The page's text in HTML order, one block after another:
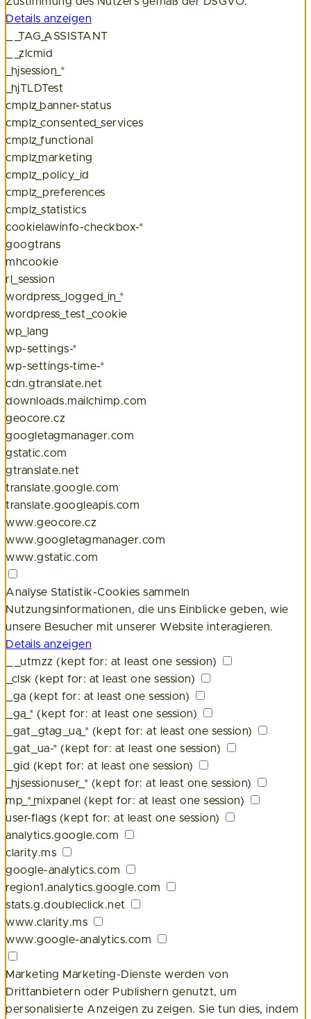
Details anzeigen
__TAG_ASSISTANT
__zlcmid
_hjsession_*
_hjTLDTest
cmplz_banner-status
cmplz_consented_services
cmplz_functional
cmplz_marketing
cmplz_policy_id
cmplz_preferences
cmplz_statistics
cookielawinfo-checkbox-*
googtrans
mhcookie
rl_session
wordpress_logged_in_*
wordpress_test_cookie
wp_lang
wp-settings-*
wp-settings-time-*
cdn.gtranslate.net
downloads.mailchimp.com
geocore.cz
googletagmanager.com
gstatic.com
gtranslate.net
translate.google.com
translate.googleapis.com
www.geocore.cz
www.googletagmanager.com
www.gstatic.com
Analyse Statistik-Cookies sammeln
Nutzungsinformationen, die uns Einblicke geben, wie
unsere Besucher mit unserer Website interagieren.
Details anzeigen
__utmzz (kept for: at least one session)
_clsk (kept for: at least one session)
_ga (kept for: at least one session)
_ga_* (kept for: at least one session)
_gat_gtag_ua_* (kept for: at least one session)
_gat_ua-* (kept for: at least one session)
_gid (kept for: at least one session)
_hjsessionuser_* (kept for: at least one session)
mp_*_mixpanel (kept for: at least one session)
user-flags (kept for: at least one session)
analytics.google.com
clarity.ms
google-analytics.com
region1.analytics.google.com
stats.g.doubleclick.net
www.clarity.ms
www.google-analytics.com
Marketing Marketing-Dienste werden von
Drittanbietern oder Publishern genutzt, um
personalisierte Anzeigen zu zeigen. Sie tun dies, indem